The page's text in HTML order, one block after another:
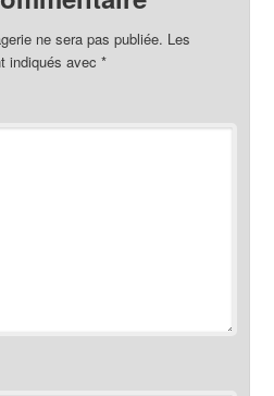
ne sera pas publiée. Les
indiqués avec*